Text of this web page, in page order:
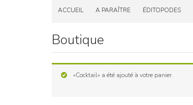
ACCUEIL A PARAÎTRE ÉDITOPODES
Boutique
«Cocktail» a été ajouté à votre panier.